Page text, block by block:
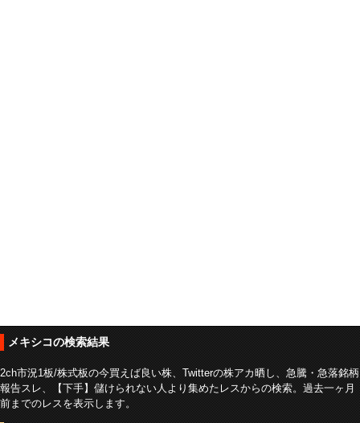
メキシコの検索結果
2ch市況1板/株式板の今買えば良い株、Twitterの株アカ晒し、急騰・急落銘柄
報告スレ、【下手】儲けられない人より集めたレスからの検索。過去一ヶ月
前までのレスを表示します。